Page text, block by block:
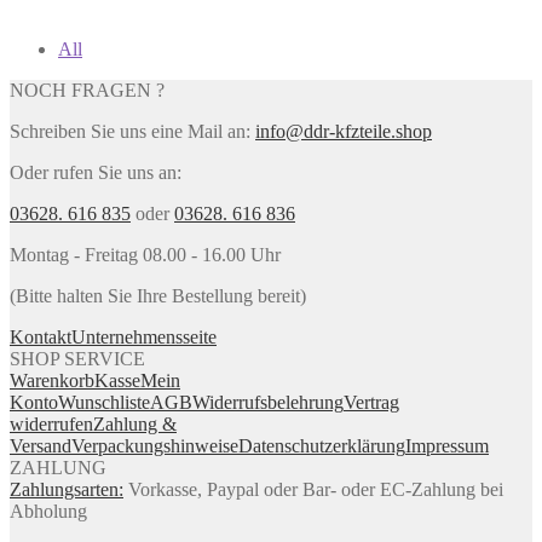
All
NOCH FRAGEN ?
Schreiben Sie uns eine Mail an: info@ddr-kfzteile.shop
Oder rufen Sie uns an:
03628. 616 835 oder03628. 616 836
Montag - Freitag 08.00 - 16.00 Uhr
(Bitte halten Sie Ihre Bestellung bereit)
KontaktUnternehmensseite
SHOP SERVICE
WarenkorbKasseMein
KontoWunschlisteAGBWiderrufsbelehrungVertrag
widerrufenZahlung &
VersandVerpackungshinweiseDatenschutzerklärungImpressum
ZAHLUNG
Zahlungsarten: Vorkasse, Paypal oder Bar- oder EC-Zahlung bei
Abholung